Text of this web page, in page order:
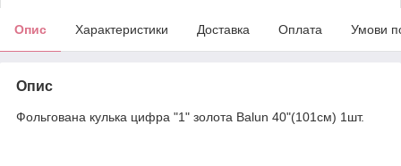
Опис Характеристики Доставка Оплата Умови
Опис
Фольгована кулька цифра "1" золота Balun 40"(101см) 1шт.